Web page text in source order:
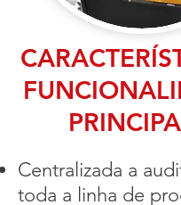
Centralizada a
toda a linha de